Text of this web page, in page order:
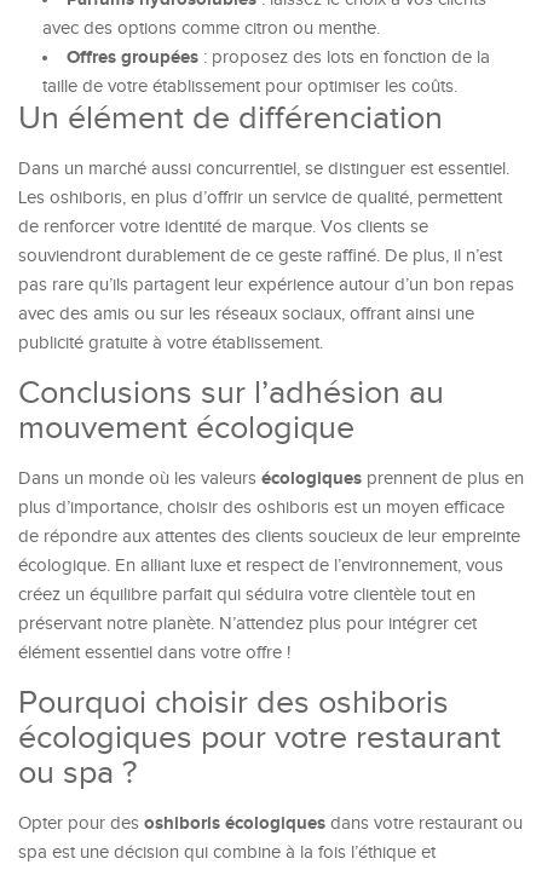
avec des options comme citron ou menthe.
Offres groupées : proposez des lots en fonction de la
taille de votre établissement pour optimiser les coûts.
Un élément de différenciation
Dans un marché aussi concurrentiel, se distinguer est essentiel.
Les oshiboris, en plus d’offrir un service de qualité, permettent
de renforcer votre identité de marque. Vos clients se
souviendront durablement de ce geste raffiné. De plus, il n’est
pas rare qu’ils partagent leur expérience autour d’un bon repas
avec des amis ou sur les réseaux sociaux, offrant ainsi une
publicité gratuite à votre établissement.
Conclusions sur l’adhésion au
mouvement écologique
Dans un monde où les valeurs écologiques prennent de plus en
plus d’importance, choisir des oshiboris est un moyen efficace
de répondre aux attentes des clients soucieux de leur empreinte
écologique. En alliant luxe et respect de l’environnement, vous
créez un équilibre parfait qui séduira votre clientèle tout en
préservant notre planète. N’attendez plus pour intégrer cet
élément essentiel dans votre offre !
Pourquoi choisir des oshiboris
écologiques pour votre restaurant
ou spa ?
Opter pour des oshiboris écologiques dans votre restaurant ou
spa est une décision qui combine à la fois l’éthique et